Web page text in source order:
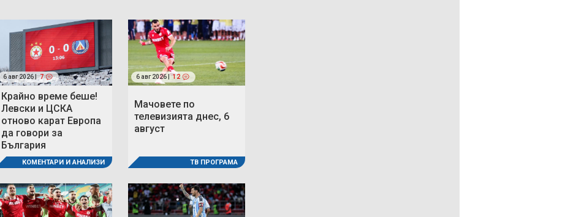
6 авг 2026 | 7
Крайно време беше!
Левски и ЦСКА
отново карат Европа
да говори за
България
КОМЕНТАРИ И АНАЛИЗИ
6 авг 2026 | 12
Мачовете по
телевизията днес, 6
август
ТВ ПРОГРАМА